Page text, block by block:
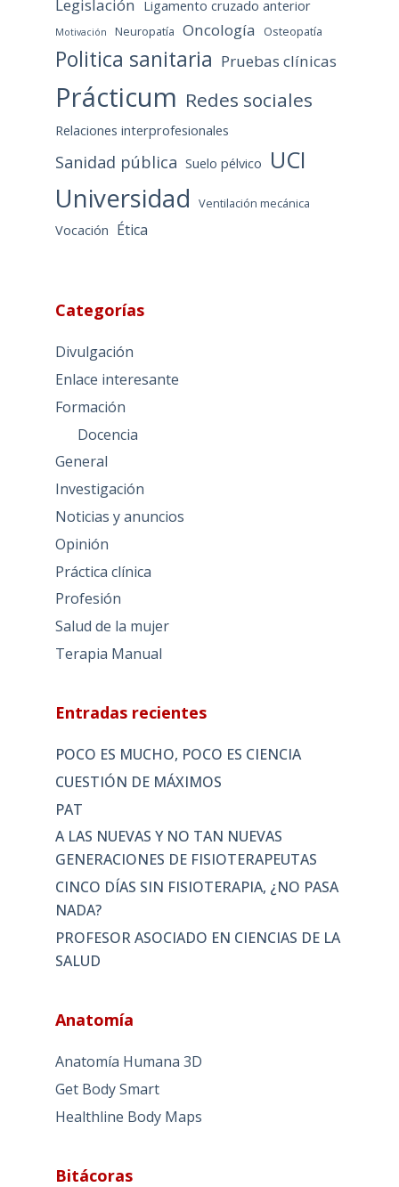
Legislación Ligamento cruzado anterior
Motivación Neuropatía Oncología Osteopatía
Politica sanitaria Pruebas clínicas
Prácticum Redes sociales
Relaciones interprofesionales
Sanidad pública Suelo pélvico UCI
Universidad Ventilación mecánica
Vocación Ética
Categorías
Divulgación
Enlace interesante
Formación
Docencia
General
Investigación
Noticias y anuncios
Opinión
Práctica clínica
Profesión
Salud de la mujer
Terapia Manual
Entradas recientes
POCO ES MUCHO, POCO ES CIENCIA
CUESTIÓN DE MÁXIMOS
PAT
A LAS NUEVAS Y NO TAN NUEVAS
GENERACIONES DE FISIOTERAPEUTAS
CINCO DÍAS SIN FISIOTERAPIA, ¿NO PASA
NADA?
PROFESOR ASOCIADO EN CIENCIAS DE LA
SALUD
Anatomía
Anatomía Humana 3D
Get Body Smart
Healthline Body Maps
Bitácoras